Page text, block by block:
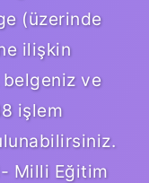
(üzerinde
ilişkin
ve
işlem
Milli Eğitim